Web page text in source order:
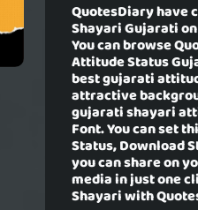
QuotesDiary have
Shayari Gujarati
You can browse
Attitude Status
best gujarati
attractive
gujarati shayari
Font. You can set
Status, Download
you can share on
media in just one
Shayari with